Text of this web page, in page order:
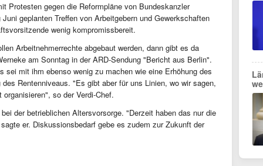
Protesten gegen die Reformpläne von Bundeskanzler
geplanten Treffen von Arbeitgebern und Gewerkschaften
wenig kompromissbereit.
Arbeitnehmerrechte abgebaut werden, dann gibt es da
am Sonntag in der ARD-Sendung "Bericht aus Berlin".
sei mit ihm ebenso wenig zu machen wie eine Erhöhung des
Rentenniveaus. "Es gibt aber für uns Linien, wo wir sagen,
so der Verdi-Chef.
der betrieblichen Altersvorsorge. "Derzeit haben das nur die
er. Diskussionsbedarf gebe es zudem zur Zukunft der